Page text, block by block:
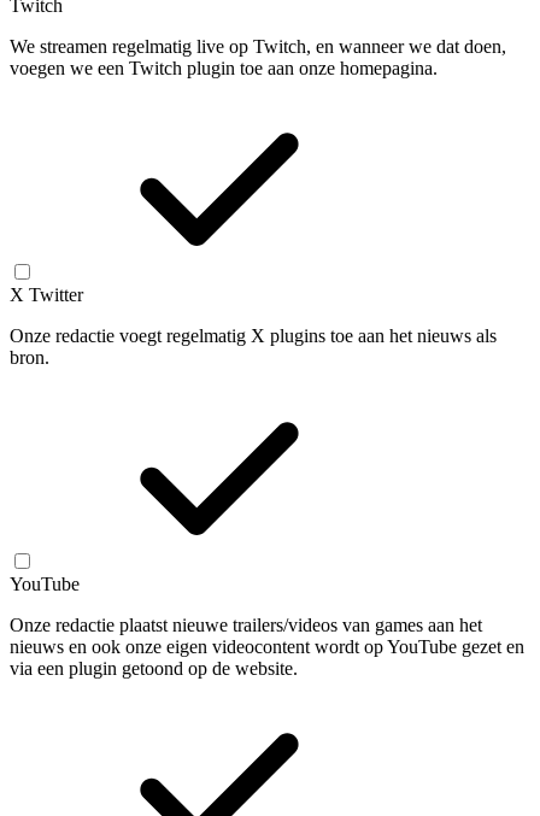
Twitch
We streamen regelmatig live op Twitch, en wanneer we dat doen,
voegen we een Twitch plugin toe aan onze homepagina.
X Twitter
Onze redactie voegt regelmatig X plugins toe aan het nieuws als
bron.
YouTube
Onze redactie plaatst nieuwe trailers/videos van games aan het
nieuws en ook onze eigen videocontent wordt op YouTube gezet en
via een plugin getoond op de website.